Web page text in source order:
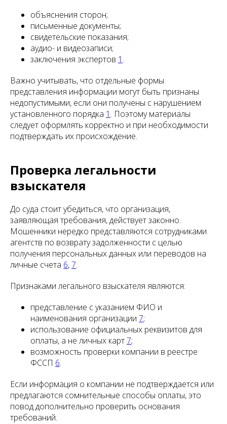
объяснения сторон;
письменные документы;
свидетельские показания;
аудио- и видеозаписи;
заключения экспертов 1 .
Важно учитывать, что отдельные формы
представления информации могут быть признаны
недопустимыми, если они получены с нарушением
установленного порядка 1 . Поэтому материалы
следует оформлять корректно и при необходимости
подтверждать их происхождение.
Проверка легальности
взыскателя
До суда стоит убедиться, что организация,
заявляющая требования, действует законно.
Мошенники нередко представляются сотрудниками
агентств по возврату задолженности с целью
получения персональных данных или переводов на
личные счета 6,7.
Признаками легального взыскателя являются:
представление с указанием ФИО и
наименования организации 7;
использование официальных реквизитов для
оплаты, а не личных карт7;
возможность проверки компании в реестре
ФССП 6.
Если информация о компании не подтверждается или
предлагаются сомнительные способы оплаты, это
повод дополнительно проверить основания
требований.